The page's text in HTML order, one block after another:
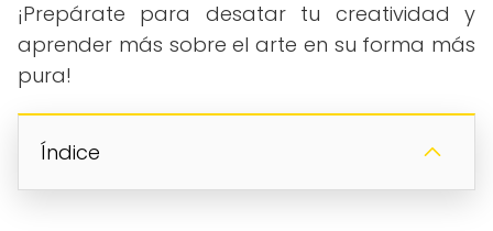
¡Prepárate para desatar tu creatividad y
aprender más sobre el arte en su forma más
pura!
Índice